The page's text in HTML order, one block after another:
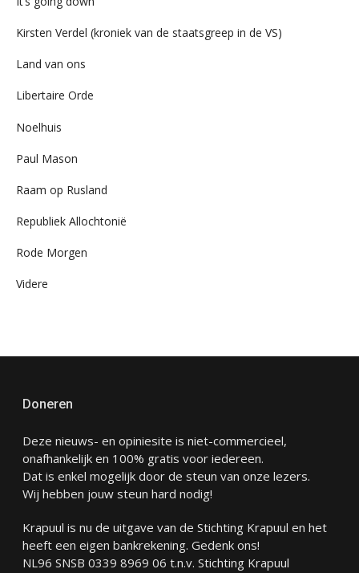
Kirsten Verdel (kroniek van de staatsgreep in de VS)
Land van ons
Libertaire Orde
Noelhuis
Paul Mason
Raam op Rusland
Republiek Allochtonië
Rode Morgen
Videre
Doneren
Deze nieuws- en opiniesite is niet-commercieel,
onafhankelijk en 100% gratis voor iedereen.
Dat is enkel mogelijk door de steun van onze lezers.
Wij hebben jouw steun hard nodig!
Krapuul is nu de uitgave van de Stichting Krapuul en het
heeft een eigen bankrekening. Gedenk ons!
NL96 SNSB 0339 8969 06 t.n.v. Stichting Krapuul